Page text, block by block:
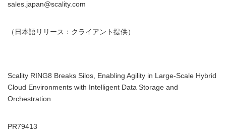
sales.japan@scality.com
（日本語リリース：クライアント提供）
Scality RING8 Breaks Silos, Enabling Agility in Large-Scale Hybrid
Cloud Environments with Intelligent Data Storage and
Orchestration
PR79413